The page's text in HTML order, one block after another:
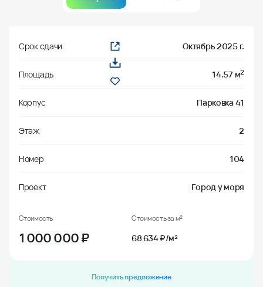
Срок сдачи Октябрь 2025 г.
Площадь 14.57 м2
Корпус Парковка 41
Этаж 2
Номер 104
Проект Город у моря
Стоимость
1 000 000₽
Стоимость за м²
68 634 ₽/м²
Получить предложение